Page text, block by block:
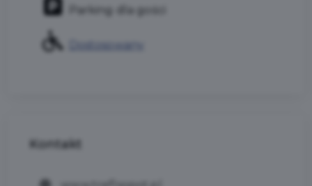
Parking dla gości
Dostosowany
Kontakt